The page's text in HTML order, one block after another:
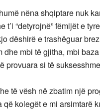
nëna shqiptare nuk
t’i “detyrojnë” fëmijët e
dëshirë e trashëguar
dhe mbi të gjitha, mbi
provuara si të
të vësh në zbatim një
që kolegët e mi arsimtarë